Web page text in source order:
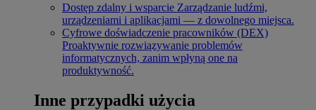
Dostęp zdalny i wsparcie Zarządzanie ludźmi,
urządzeniami i aplikacjami — z dowolnego miejsca.
Cyfrowe doświadczenie pracowników (DEX)
Proaktywnie rozwiązywanie problemów
informatycznych, zanim wpłyną one na
produktywność.
Inne przypadki użycia